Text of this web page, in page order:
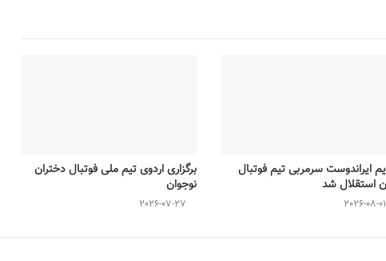
ایراندوست سرمربی تیم فوتبال
استقلال شد
2026-08-01
برگزاری اردوی تیم ملی فوتبال دختران
نوجوان
2026-07-27